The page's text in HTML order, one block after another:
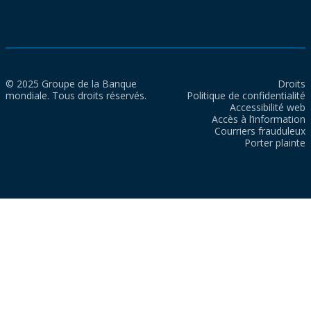
© 2025 Groupe de la Banque
mondiale. Tous droits réservés.
Droits
Politique de confidentialité
Accessibilité web
Accès à l’information
Courriers frauduleux
Porter plainte